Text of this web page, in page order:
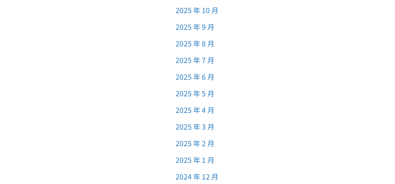
2025 年 10 月
2025 年 9 月
2025 年 8 月
2025 年 7 月
2025 年 6 月
2025 年 5 月
2025 年 4 月
2025 年 3 月
2025 年 2 月
2025 年 1 月
2024 年 12 月